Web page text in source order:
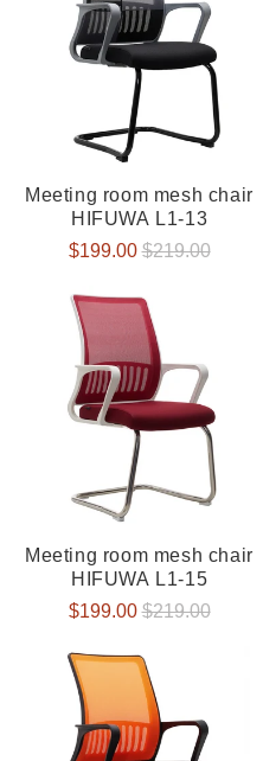
Meeting room mesh chair
HIFUWA L1-13
Verkaufspreis
$199.00 Normaler
$219.00
Meeting room mesh chair
HIFUWA L1-15
Verkaufspreis
$199.00 Normaler
$219.00